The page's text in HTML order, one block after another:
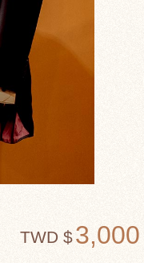
3,000
TWD $